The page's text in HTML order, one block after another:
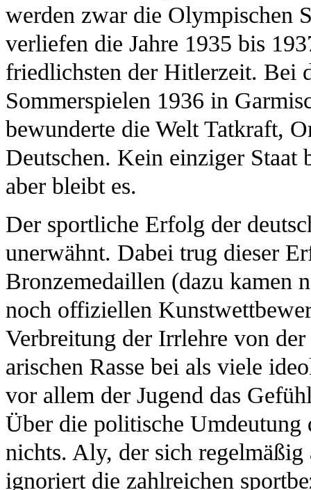
werden zwar die Olympischen
verliefen die Jahre 1935 bis
friedlichsten der Hitlerzeit. Bei
Sommerspielen 1936 in
bewunderte die Welt Tatkraft,
Deutschen. Kein einziger
aber bleibt es.
Der sportliche Erfolg der
unerwähnt. Dabei trug dieser
Bronzemedaillen (dazu kamen
noch offiziellen
Verbreitung der Irrlehre von
arischen Rasse bei als viele
vor allem der Jugend das
Über die politische Umdeutung
nichts. Aly, der sich
ignoriert die zahlreichen